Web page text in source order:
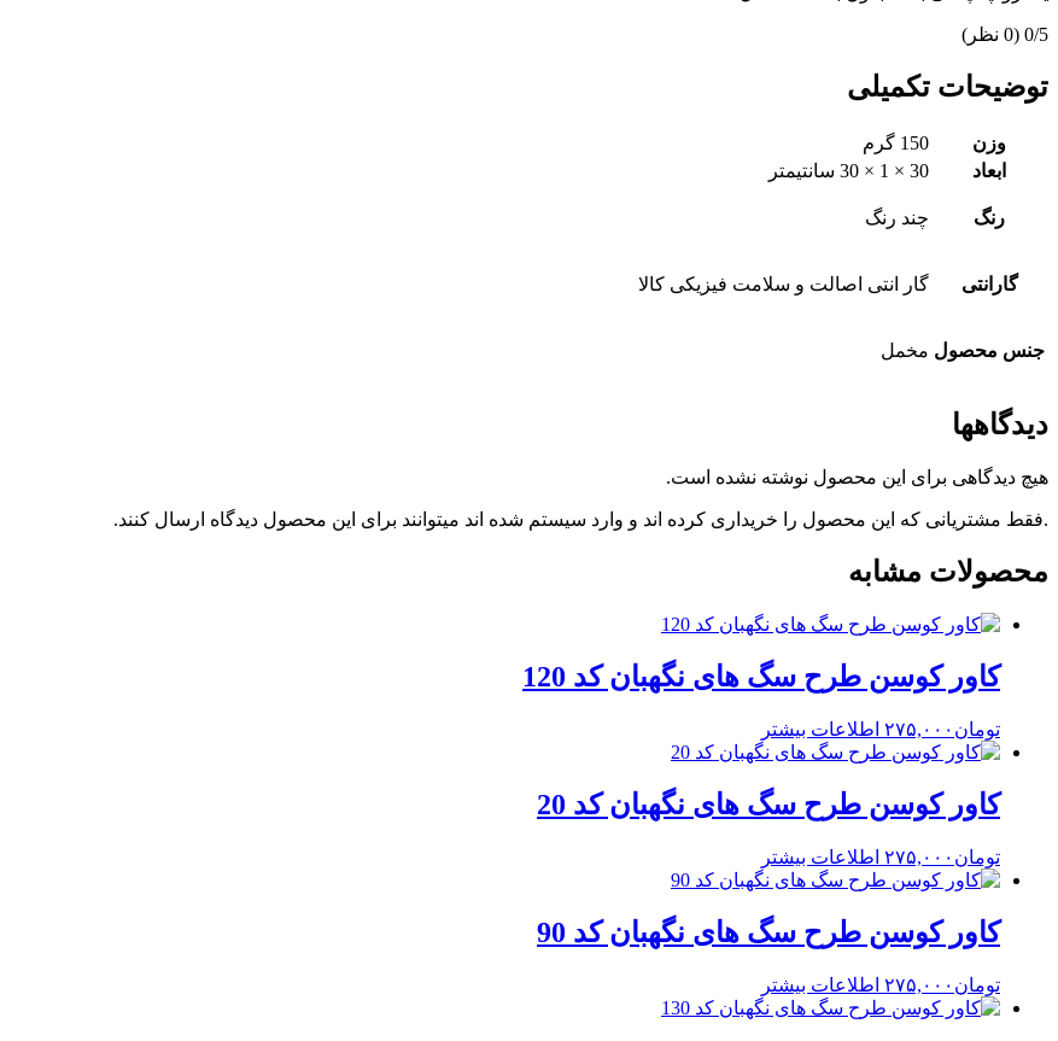
‫0/5 ‫(0 نظر)
توضیحات تکمیلی
وزن
150 گرم
ابعاد
30 × 1 × 30 سانتیمتر
رنگ چند رنگ
گارانتی گار انتی اصالت و سلامت فیزیکی کالا
جنس محصول مخمل
دیدگاهها
هیچ دیدگاهی برای این محصول نوشته نشده است.
.فقط مشتریانی که این محصول را خریداری کرده اند و وارد سیستم شده اند میتوانند برای این محصول دیدگاه ارسال کنند.
محصولات مشابه
کاور کوسن طرح سگ های نگهبان کد 120
تومان ۲۷۵,۰۰۰ اطلاعات بیشتر
کاور کوسن طرح سگ های نگهبان کد 20
تومان ۲۷۵,۰۰۰ اطلاعات بیشتر
کاور کوسن طرح سگ های نگهبان کد 90
تومان ۲۷۵,۰۰۰ اطلاعات بیشتر